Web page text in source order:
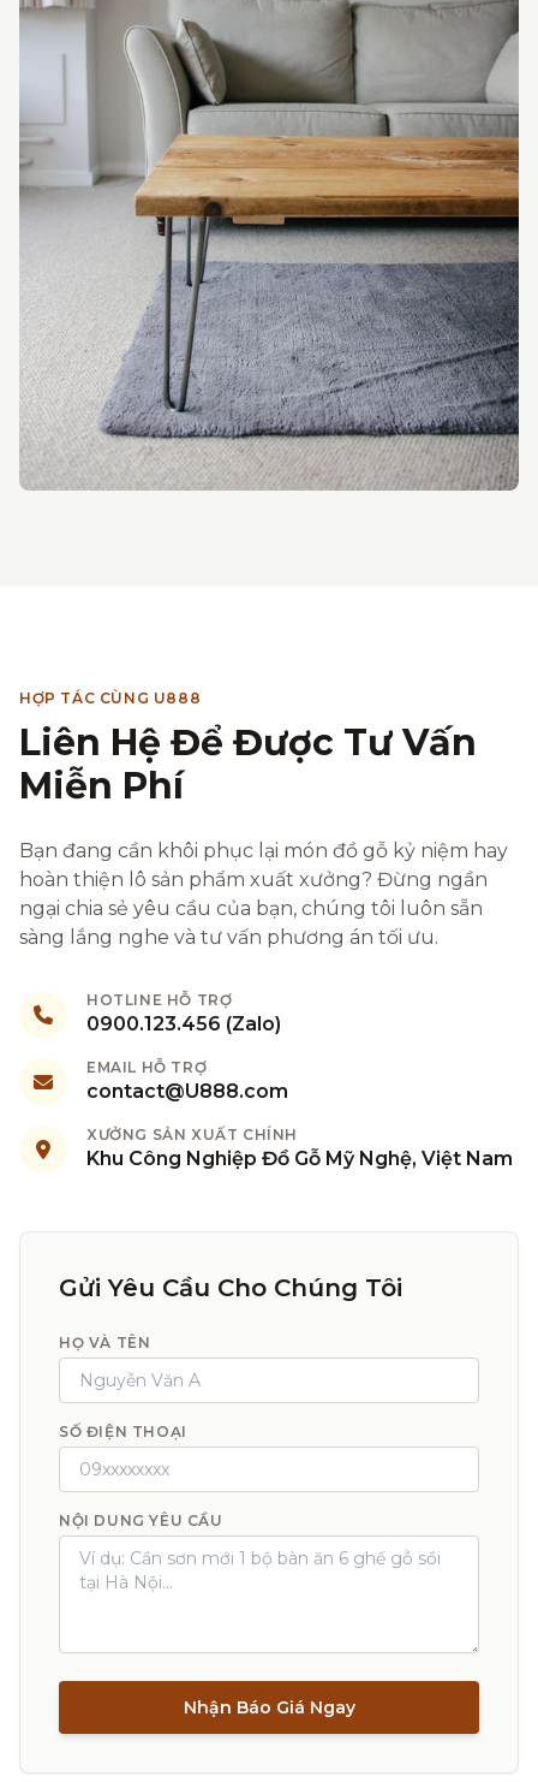
HỢP TÁC CÙNG U888
Liên Hệ Để Được Tư Vấn
Miễn Phí
Bạn đang cần khôi phục lại món đồ gỗ kỷ niệm hay
hoàn thiện lô sản phẩm xuất xưởng? Đừng ngần
ngại chia sẻ yêu cầu của bạn, chúng tôi luôn sẵn
sàng lắng nghe và tư vấn phương án tối ưu.
HOTLINE HỖ TRỢ
0900.123.456 (Zalo)
EMAIL HỖ TRỢ
contact@U888.com
XƯỞNG SẢN XUẤT CHÍNH
Khu Công Nghiệp Đồ Gỗ Mỹ Nghệ, Việt Nam
Gửi Yêu Cầu Cho Chúng Tôi
HỌ VÀ TÊN
SỐ ĐIỆN THOẠI
NỘI DUNG YÊU CẦU
Nhận Báo Giá Ngay